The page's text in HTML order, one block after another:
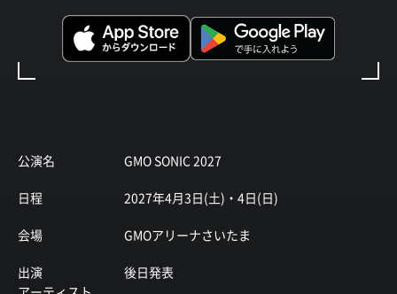
公演名 GMO SONIC 2027
日程 2027年4月3日(土)・4日(日)
会場 GMOアリーナさいたま
出演
後日発表